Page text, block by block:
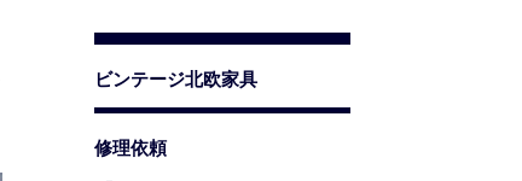
ビンテージ北欧家具
修理依頼